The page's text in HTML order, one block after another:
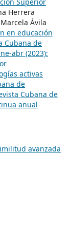
Herrera
Ávila
en educación
Cubana de
abr (2023):
activas
de
Cubana de
anual
avanzada